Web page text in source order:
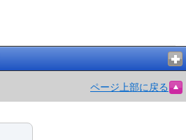
ページ上部に戻る